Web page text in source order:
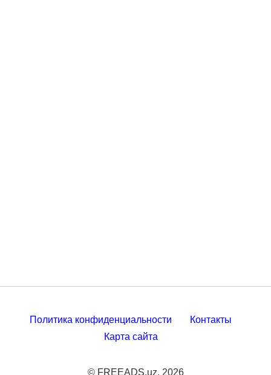
Политика конфиденциальности
Контакты
Карта сайта
© FREEADS.uz, 2026